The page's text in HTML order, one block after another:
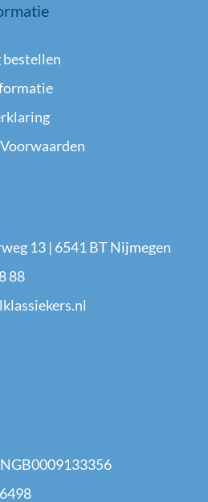
b
k
f
bestellen
13 | 6541 BT Nijmegen
88